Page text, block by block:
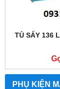
TỦ SẤY 136
PHỤ KIỆN